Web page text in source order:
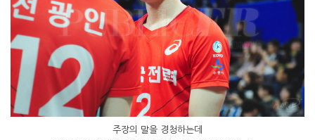
주장의 말을 경청하는데